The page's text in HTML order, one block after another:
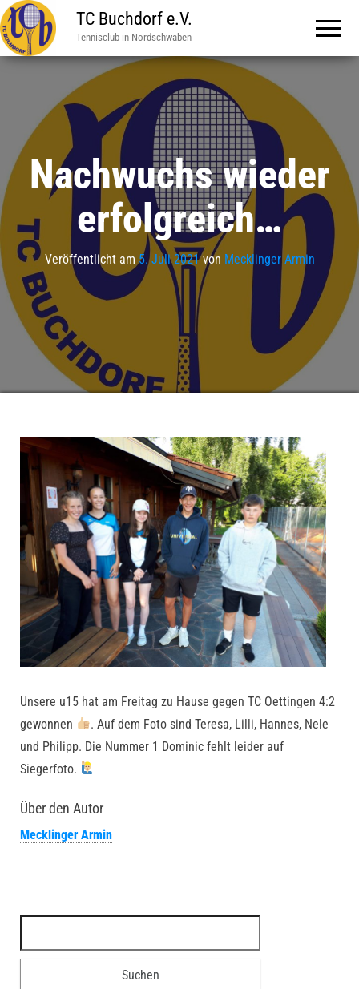
TC Buchdorf e.V.
Tennisclub in Nordschwaben
Nachwuchs wieder
erfolgreich…
Veröffentlicht am 5. Juli 2021von Mecklinger Armin
Unsere u15 hat am Freitag zu Hause gegen TC Oettingen 4:2
gewonnen
. Auf dem Foto sind Teresa, Lilli, Hannes, Nele
und Philipp. Die Nummer 1 Dominic fehlt leider auf
Siegerfoto.
Über den Autor
Mecklinger Armin